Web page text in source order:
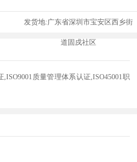
发货地:广东省深圳市宝安区西乡街
道固戍社区
,ISO9001质量管理体系认证,ISO45001职